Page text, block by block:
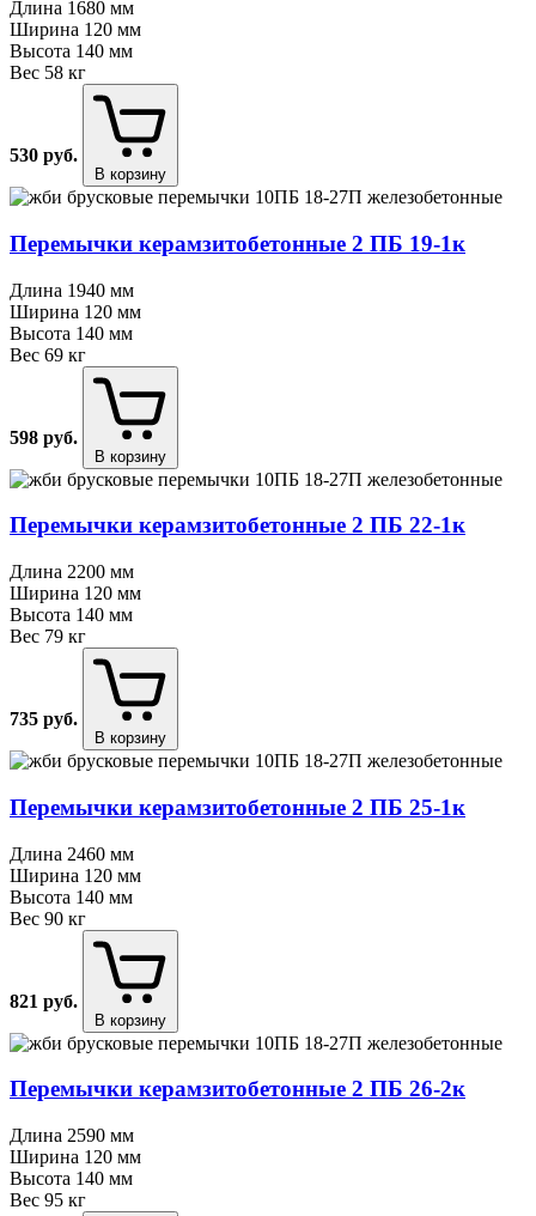
Длина 1680 мм
Ширина 120 мм
Высота 140 мм
Вес 58 кг
530 руб.
В корзину
Перемычки керамзитобетонные 2 ПБ 19⁠-⁠1к
Длина 1940 мм
Ширина 120 мм
Высота 140 мм
Вес 69 кг
598 руб.
В корзину
Перемычки керамзитобетонные 2 ПБ 22⁠-⁠1к
Длина 2200 мм
Ширина 120 мм
Высота 140 мм
Вес 79 кг
735 руб.
В корзину
Перемычки керамзитобетонные 2 ПБ 25⁠-⁠1к
Длина 2460 мм
Ширина 120 мм
Высота 140 мм
Вес 90 кг
821 руб.
В корзину
Перемычки керамзитобетонные 2 ПБ 26⁠-⁠2к
Длина 2590 мм
Ширина 120 мм
Высота 140 мм
Вес 95 кг